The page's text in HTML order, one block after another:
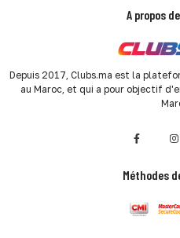
A propos
Depuis 2017, Clubs.ma est la
au Maroc, et qui a pour objectif
Méthodes